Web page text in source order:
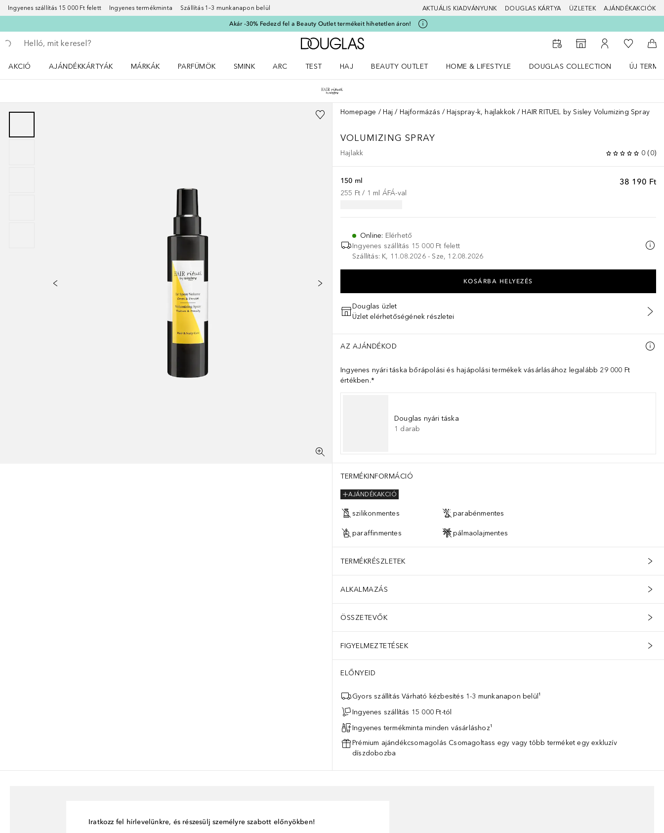
Ingyenes szállítás 15 000 Ft felett Ingyenes termékminta Szállítás 1–3 munkanapon belül AKTUÁLIS KIADVÁNYUNK DOUGLAS KÁRTYA ÜZLETEK AJÁNDÉKAKCIÓK
Akár -30% Fedezd fel a Beauty Outlet termékeit hihetetlen áron!
Menj vissza
Keresés végrehajtása
A Douglas Főoldalra
Az üzletkeresőhöz
A fiókomhoz
A
AKCIÓ
AJÁNDÉKKÁRTYÁK
MÁRKÁK
PARFÜMÖK
SMINK
ARC
TEST
HAJ
BEAUTY OUTLET
HOME & LIFESTYLE
DOUGLAS COLLECTION
ÚJ
Homepage Haj Hajformázás Hajspray-k, hajlakkok HAIR RITUEL by Sisley Volumizing Spray
VOLUMIZING SPRAY
Hajlakk 0 (0)
38 190 Ft
150 ml
255 Ft / 1 ml ÁFÁ-val
Online: Elérhető
Ingyenes szállítás 15 000 Ft felett
Szállítás: K, 11.08.2026 - Sze, 12.08.2026
KOSÁRBA HELYEZÉS
Douglas üzlet
Üzlet elérhetőségének részletei
AZ AJÁNDÉKOD
Ingyenes nyári táska bőrápolási és hajápolási termékek vásárlásához legalább 29 000 Ft
értékben.*
Douglas nyári táska
1 darab
TERMÉKINFORMÁCIÓ
AJÁNDÉKAKCIÓ
szilikonmentes parabénmentes
paraffinmentes pálmaolajmentes
TERMÉKRÉSZLETEK
ALKALMAZÁS
ÖSSZETEVŐK
FIGYELMEZTETÉSEK
ELŐNYEID
Gyors szállítás Várható kézbesítés 1-3 munkanapon belül¹
Ingyenes szállítás 15 000 Ft-tól
Ingyenes termékminta minden vásárláshoz¹
Prémium ajándékcsomagolás Csomagoltass egy vagy több terméket egy exkluzív
díszdobozba
Iratkozz fel hírlevelünkre, és részesülj személyre szabott előnyökben!